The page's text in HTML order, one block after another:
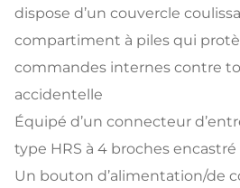
dispose d’un couvercle
compartiment à piles qui
commandes internes contre
accidentelle
Équipé d’un connecteur
type HRS à 4 broches encastré
Un bouton d’alimentation/de